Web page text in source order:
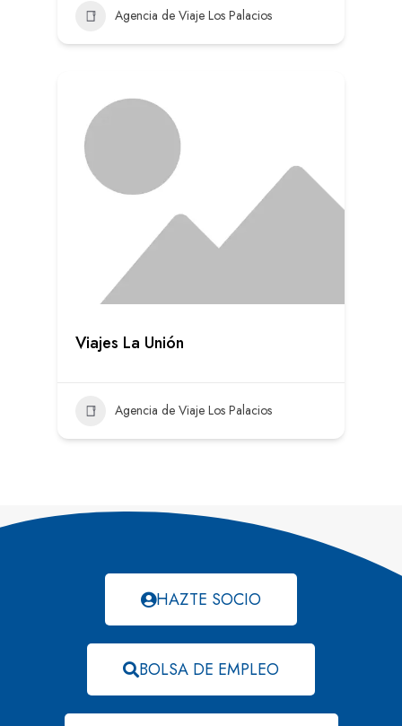
Agencia de Viaje Los Palacios
Viajes La Unión
Agencia de Viaje Los Palacios
HAZTE SOCIO
BOLSA DE EMPLEO